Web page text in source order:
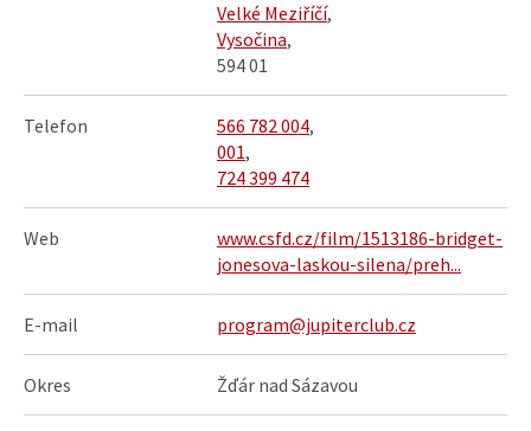
Velké Meziříčí,
Vysočina,
594 01
Telefon 566 782 004,
001,
724 399 474
Web
www.csfd.cz/film/1513186-bridget-
jonesova-laskou-silena/preh...
E-mail program@jupiterclub.cz
Okres Žďár nad Sázavou